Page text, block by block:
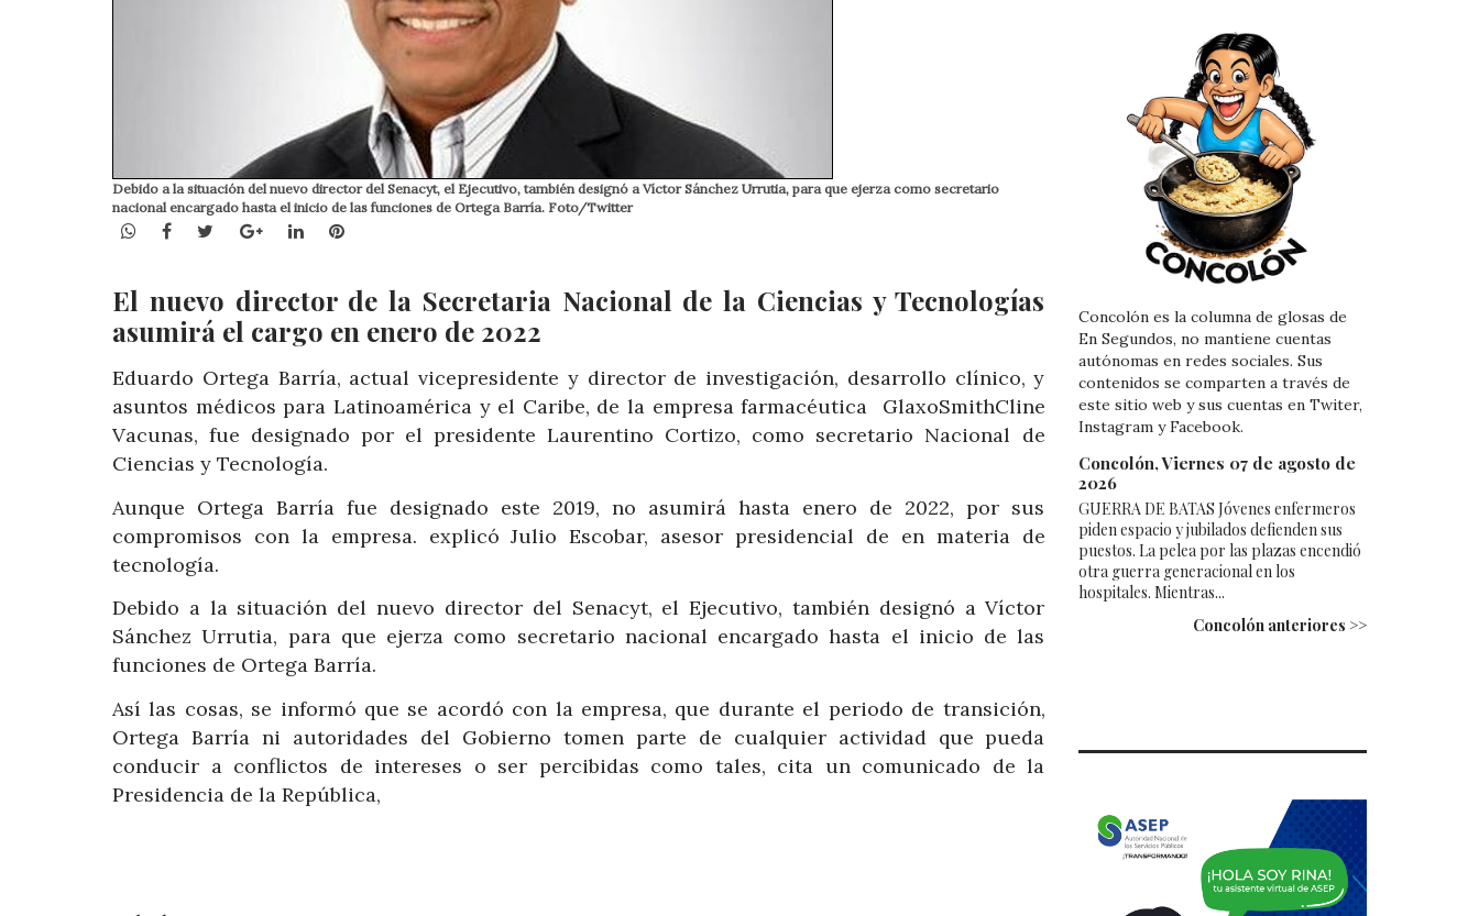
Debido a la situación del nuevo director del Senacyt, el Ejecutivo, también designó a Víctor Sánchez Urrutia, para que ejerza como secretario
nacional encargado hasta el inicio de las funciones de Ortega Barría. Foto/Twitter
WhatsApp
Facebook
TwitterGoogle+LinkedInPinterest
El nuevo director de la Secretaria Nacional de la Ciencias y Tecnologías
asumirá el cargo en enero de 2022
Eduardo Ortega Barría, actual vicepresidente y director de investigación, desarrollo clínico, y
asuntos médicos para Latinoamérica y el Caribe, de la empresa farmacéutica GlaxoSmithCline
Vacunas, fue designado por el presidente Laurentino Cortizo, como secretario Nacional de
Ciencias y Tecnología.
Aunque Ortega Barría fue designado este 2019, no asumirá hasta enero de 2022, por sus
compromisos con la empresa. explicó Julio Escobar, asesor presidencial de en materia de
tecnología.
Debido a la situación del nuevo director del Senacyt, el Ejecutivo, también designó a Víctor
Sánchez Urrutia, para que ejerza como secretario nacional encargado hasta el inicio de las
funciones de Ortega Barría.
Así las cosas, se informó que se acordó con la empresa, que durante el periodo de transición,
Ortega Barría ni autoridades del Gobierno tomen parte de cualquier actividad que pueda
conducir a conflictos de intereses o ser percibidas como tales, cita un comunicado de la
Presidencia de la República,
Concolón es la columna de glosas de
En Segundos, no mantiene cuentas
autónomas en redes sociales. Sus
contenidos se comparten a través de
este sitio web y sus cuentas en Twiter,
Instagram y Facebook.
Concolón, Viernes 07 de agosto de
2026
GUERRA DE BATAS Jóvenes enfermeros
piden espacio y jubilados defienden sus
puestos. La pelea por las plazas encendió
otra guerra generacional en los
hospitales. Mientras...
Concolón anteriores >>